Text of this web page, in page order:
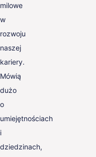
milowe
w
rozwoju
naszej
kariery.
Mówią
dużo
o
umiejętnościach
i
dziedzinach,